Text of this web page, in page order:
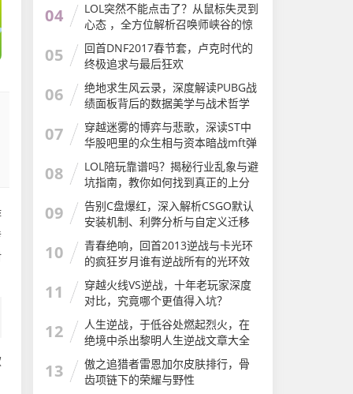
04
LOL突然不能点击了？从鼠标失灵到
心态 ，全方位解析召唤师峡谷的惊
魂时刻lol突然不能点击了怎么回事
05
回首DNF2017春节套，卢克时代的
终极追求与最后狂欢
06
绝地求生风云录，深度解读PUBG战
绩面板背后的数据美学与战术哲学
07
穿越迷雾的博弈与悲歌，深读ST中
华股吧里的众生相与资本暗战mft弹
簧评测
08
LOL陪玩靠谱吗？揭秘行业乱象与避
坑指南，教你如何找到真正的上分
神器LOL陪玩软件有哪些app
09
告别C盘爆红，深入解析CSGO默认
安装机制、利弊分析与自定义迁移
完全指南csgo安装步骤
10
青春绝响，回首2013逆战与卡光环
的疯狂岁月谁有逆战所有的光环效
果图及介绍
11
穿越火线VS逆战，十年老玩家深度
对比，究竟哪个更值得入坑？
12
人生逆战，于低谷处燃起烈火，在
绝境中杀出黎明人生逆战文章大全
13
傲之追猎者雷恩加尔皮肤排行，骨
齿项链下的荣耀与野性